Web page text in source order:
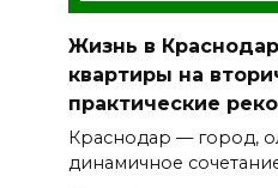
Жизнь в
квартиры на
практические
Краснодар — город,
динамичное